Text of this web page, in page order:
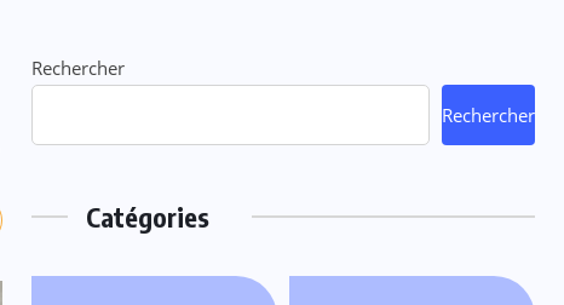
Rechercher
Rechercher
Catégories